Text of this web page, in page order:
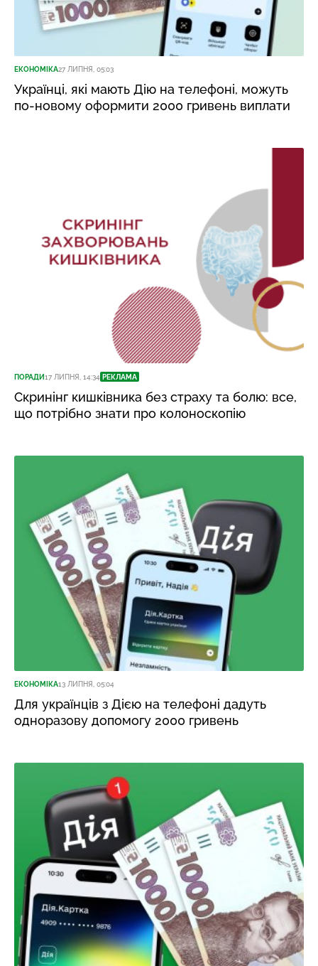
ЕКОНОМІКА27 ЛИПНЯ, 05:03
Українці, які мають Дію на телефоні, можуть
по-новому оформити 2000 гривень виплати
ПОРАДИ17 ЛИПНЯ, 14:34 РЕКЛАМА
Скринінг кишківника без страху та болю: все,
що потрібно знати про колоноскопію
ЕКОНОМІКА13 ЛИПНЯ, 05:04
Для українців з Дією на телефоні дадуть
одноразову допомогу 2000 гривень